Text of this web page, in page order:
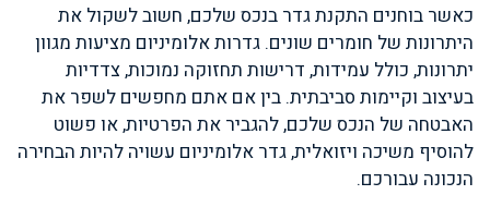
כאשר בוחנים התקנת גדר בנכס שלכם, חשוב לשקול את
היתרונות של חומרים שונים. גדרות אלומיניום מציעות מגוון
יתרונות, כולל עמידות, דרישות תחזוקה נמוכות, צדדיות
בעיצוב וקיימות סביבתית. בין אם אתם מחפשים לשפר את
האבטחה של הנכס שלכם, להגביר את הפרטיות, או פשוט
להוסיף משיכה ויזואלית, גדר אלומיניום עשויה להיות הבחירה
הנכונה עבורכם.